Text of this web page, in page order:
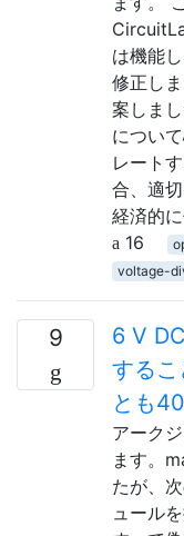
は機能
修正し
案しま
につい
レート
合、適
経済的
16
voltage-
9
6 V
する
とも
アーク
ます。
たが、
ュール